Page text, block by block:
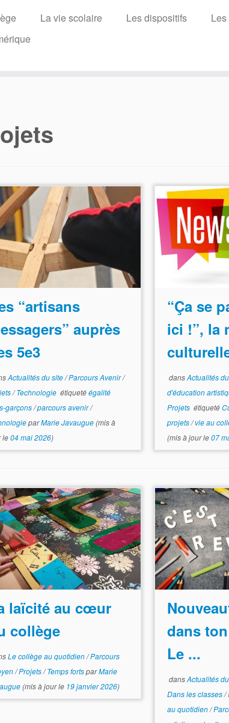
La vie scolaire Les dispositifs
“artisans
auprès
5e3
Actualités du site/Parcours Avenir/
/Technologie étiquetéégalité
garçons/parcours avenir/
parMarie Javaugue(mis à
le04 mai 2026)
“Ça se
ici !”, la
dansActualités
d'éducation
Projets étiqueté
projets/vie au
(mis à jour le07
laïcité au cœur
collège
Le collège au quotidien/Parcours
/Projets/Temps fortsparMarie
(mis à jour le 19 janvier 2026)
dans
Le ...
dansActualités
Dans les classes/
au quotidien/